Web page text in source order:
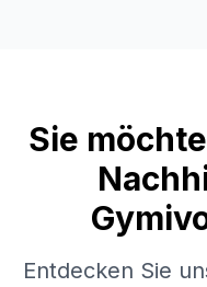
Sie
Entdecken Sie